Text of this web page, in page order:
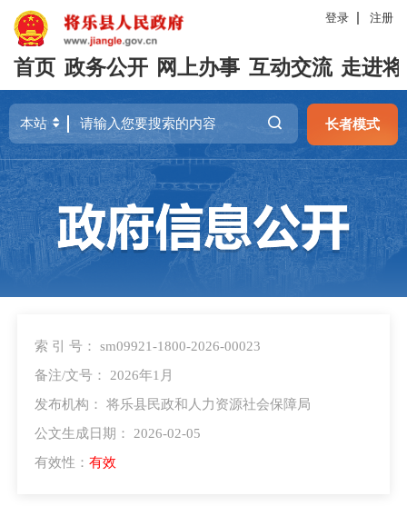
登录 注册
首页 政务公开 网上办事 互动交流 走进
长者模式
索 引 号： sm09921-1800-2026-00023
备注/文号： 2026年1月
发布机构： 将乐县民政和人力资源社会保障局
公文生成日期： 2026-02-05
有效性： 有效